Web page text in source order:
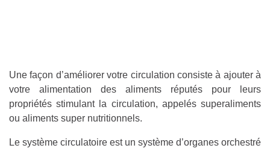
Une façon d’améliorer votre circulation consiste à ajouter à
votre alimentation des aliments réputés pour leurs
propriétés stimulant la circulation, appelés superaliments
ou aliments super nutritionnels.
Le système circulatoire est un système d’organes orchestré